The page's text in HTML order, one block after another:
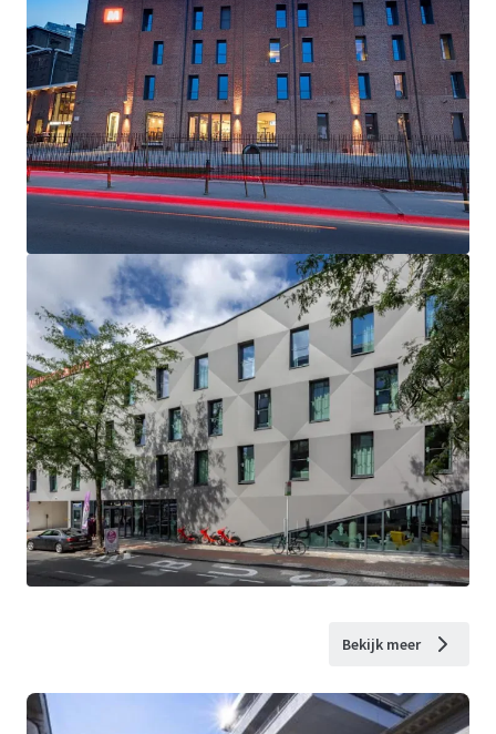
Key Investment Highlights:
•Stable Cash Flow with Long-Term Security: Fixed rental
income secured by long-term leases with strong
operational performance, enhanced by Meininger Hotels'
interest in extending both leases by an additional 10 years
•Premium Strategic Location Advantage: Exclusive
positioning within 15 minutes of Brussels' Grand Place by
train, directly adjacent to major transport hubs including
Gare du Midi and Triangle Station, ensuring consistent
guest accessibility and demand
•Exceptional Market-Leading Tenant Performance:
Meininger Hotels demonstrates investment-grade
strength with 112% three-year revenue CAGR (versus 8.9%
industry average) and maintains 4A3 Dun & Bradstreet
credit rating, providing reliable covenant strength
Bekijk meer